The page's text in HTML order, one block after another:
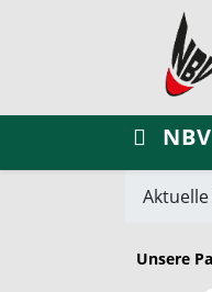
NBV
Aktuelle
Unsere